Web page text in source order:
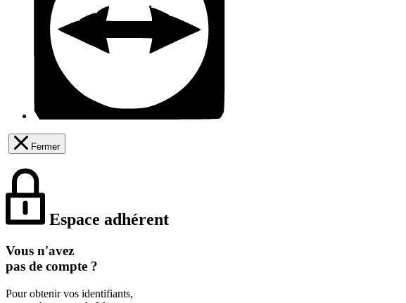
Fermer
Espace adhérent
Vous n'avez
pas de compte ?
Pour obtenir vos identifiants,